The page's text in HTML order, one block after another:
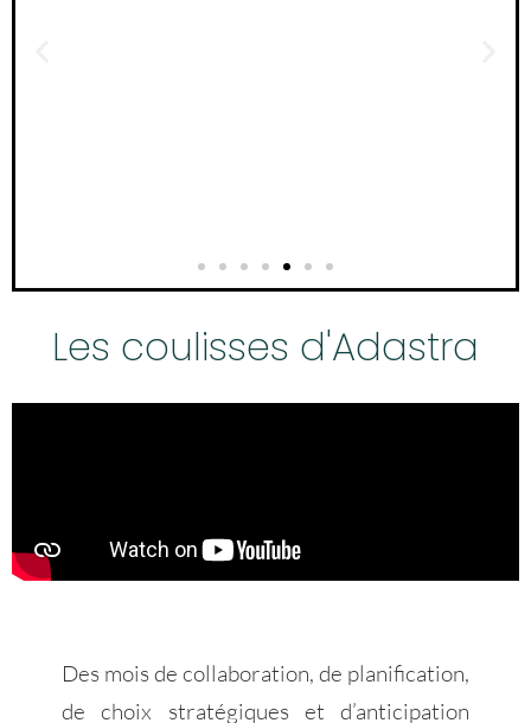
Les coulisses d'Adastra
Des mois de collaboration, de planification,
de choix stratégiques et d’anticipation